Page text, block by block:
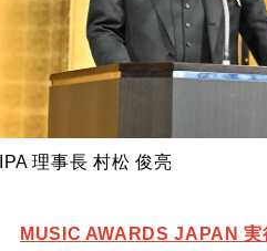
理事長 村松 俊亮
MUSIC AWARDS JAPAN